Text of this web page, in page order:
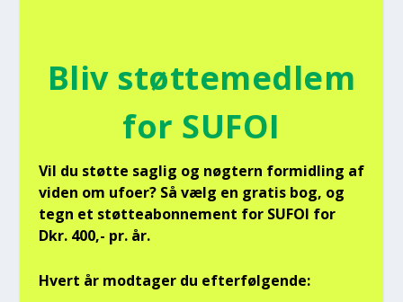
Bliv støt­te­med­lem
for SUFOI
Vil du støt­te sag­lig og nøg­tern for­mid­ling af
viden om ufo­er? Så vælg en gra­tis bog, og
tegn et støt­tea­bon­ne­ment for SUFOI for
Dkr. 400,- pr. år.
Hvert år mod­ta­ger du efter­føl­gen­de: